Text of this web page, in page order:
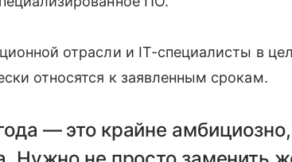
отрасли и IT-специалисты в
относятся к заявленным срокам.
— это крайне